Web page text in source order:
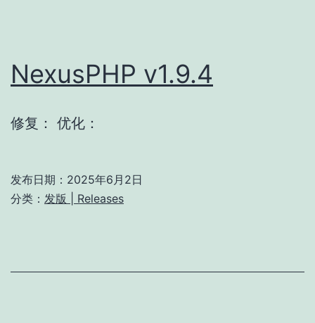
NexusPHP v1.9.4
修复： 优化：
发布日期： 2025年6月2日
分类： 发版 | Releases